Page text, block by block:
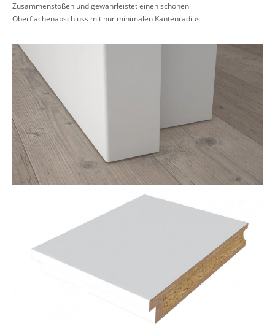
Zusammenstößen und gewährleistet einen schönen
Oberflächenabschluss mit nur minimalen Kantenradius.